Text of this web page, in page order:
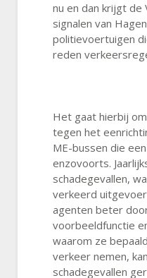
nu en dan krijgt de
signalen van
politievoertuigen
reden
Het gaat hierbij
tegen het
ME-bussen die
enzovoorts.
schadegevallen,
verkeerd
agenten beter
voorbeeldfunctie
waarom ze
verkeer nemen,
schadegevallen